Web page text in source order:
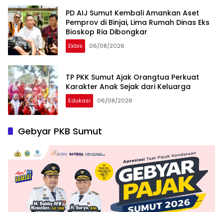
PD AIJ Sumut Kembali Amankan Aset
Pemprov di Binjai, Lima Rumah Dinas Eks
Bioskop Ria Dibongkar
Ekbis 06/08/2026
TP PKK Sumut Ajak Orangtua Perkuat
Karakter Anak Sejak dari Keluarga
Edukasi 06/08/2026
Gebyar PKB Sumut